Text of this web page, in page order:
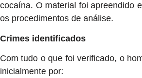
cocaína. O material foi apreendido
os procedimentos de análise.
Crimes identificados
Com tudo o que foi verificado, o
inicialmente por: